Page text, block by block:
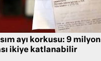
ayı korkusu: 9 milyon
ikiye katlanabilir